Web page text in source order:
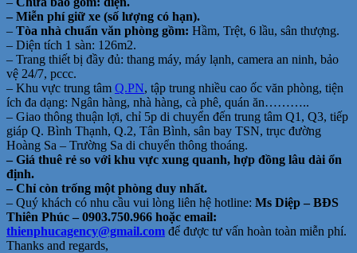
– Miễn phí giữ xe (số lượng có hạn).
– Tòa nhà chuẩn văn phòng gồm: Hầm, Trệt, 6 lầu, sân thượng.
– Diện tích 1 sàn: 126m2.
– Trang thiết bị đầy đủ: thang máy, máy lạnh, camera an ninh, bảo
vệ 24/7, pccc.
– Khu vực trung tâm Q.PN, tập trung nhiều cao ốc văn phòng, tiện
ích đa dạng: Ngân hàng, nhà hàng, cà phê, quán ăn………..
– Giao thông thuận lợi, chỉ 5p di chuyển đến trung tâm Q1, Q3, tiếp
giáp Q. Bình Thạnh, Q.2, Tân Bình, sân bay TSN, trục đường
Hoàng Sa – Trường Sa di chuyển thông thoáng.
– Giá thuê rẻ so với khu vực xung quanh, hợp đồng lâu dài ổn
định.
– Chỉ còn trống một phòng duy nhất.
– Quý khách có nhu cầu vui lòng liên hệ hotline: Ms Diệp – BĐS
Thiên Phúc – 0903.750.966 hoặc email:
thienphucagency@gmail.com để được tư vấn hoàn toàn miễn phí.
Thanks and regards,